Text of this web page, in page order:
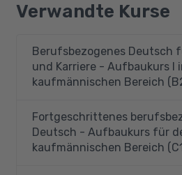
Verwandte Kurse
Berufsbezogenes Deutsch
und Karriere - Aufbaukurs I
kaufmännischen Bereich
Fortgeschrittenes
Deutsch - Aufbaukurs für
kaufmännischen Bereich